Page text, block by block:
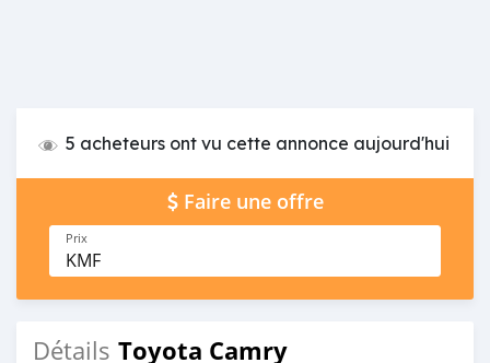
5 acheteurs ont vu cette annonce aujourd'hui
Faire une offre
Prix
KMF
Détails Toyota Camry